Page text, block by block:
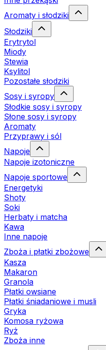
Aromaty i słodziki
Słodziki
Erytrytol
Miody
Stewia
Ksylitol
Pozostałe słodziki
Sosy i syropy
Słodkie sosy i syropy
Słone sosy i syropy
Aromaty
Przyprawy i sól
Napoje
Napoje izotoniczne
Napoje sportowe
Energetyki
Shoty
Soki
Herbaty i matcha
Kawa
Inne napoje
Zboża i płatki zbożowe
Kasza
Makaron
Granola
Płatki owsiane
Płatki śniadaniowe i musli
Gryka
Komosa ryżowa
Ryż
Zboża inne